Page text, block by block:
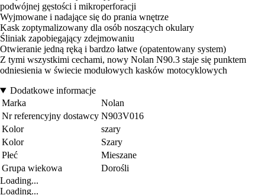
podwójnej gęstości i mikroperforacji
Wyjmowane i nadające się do prania wnętrze
Kask zoptymalizowany dla osób noszących okulary
Śliniak zapobiegający zdejmowaniu
Otwieranie jedną ręką i bardzo łatwe (opatentowany system)
Z tymi wszystkimi cechami, nowy Nolan N90.3 staje się punktem
odniesienia w świecie modułowych kasków motocyklowych
Dodatkowe informacje
Marka
Nolan
Nr referencyjny dostawcy N903V016
Kolor
szary
Kolor
Szary
Płeć
Mieszane
Grupa wiekowa
Dorośli
Loading...
Loading...